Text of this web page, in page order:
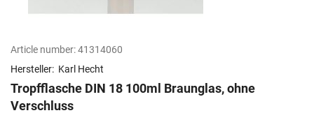
Article number:41314060
Hersteller: Karl Hecht
Tropfflasche DIN 18 100ml Braunglas, ohne
Verschluss